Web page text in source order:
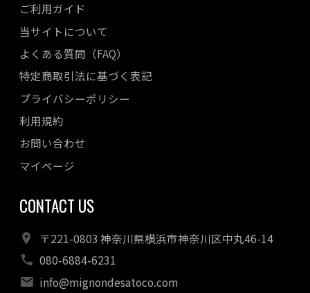
ご利用ガイド
当サイトについて
よくある質問（FAQ）
特定商取引法に基づく表記
プライバシーポリシー
利用規約
お問い合わせ
マイページ
CONTACT US
〒221-0803 神奈川県横浜市神奈川区中丸46-14
080-6884-6231
info@mignondesatoco.com